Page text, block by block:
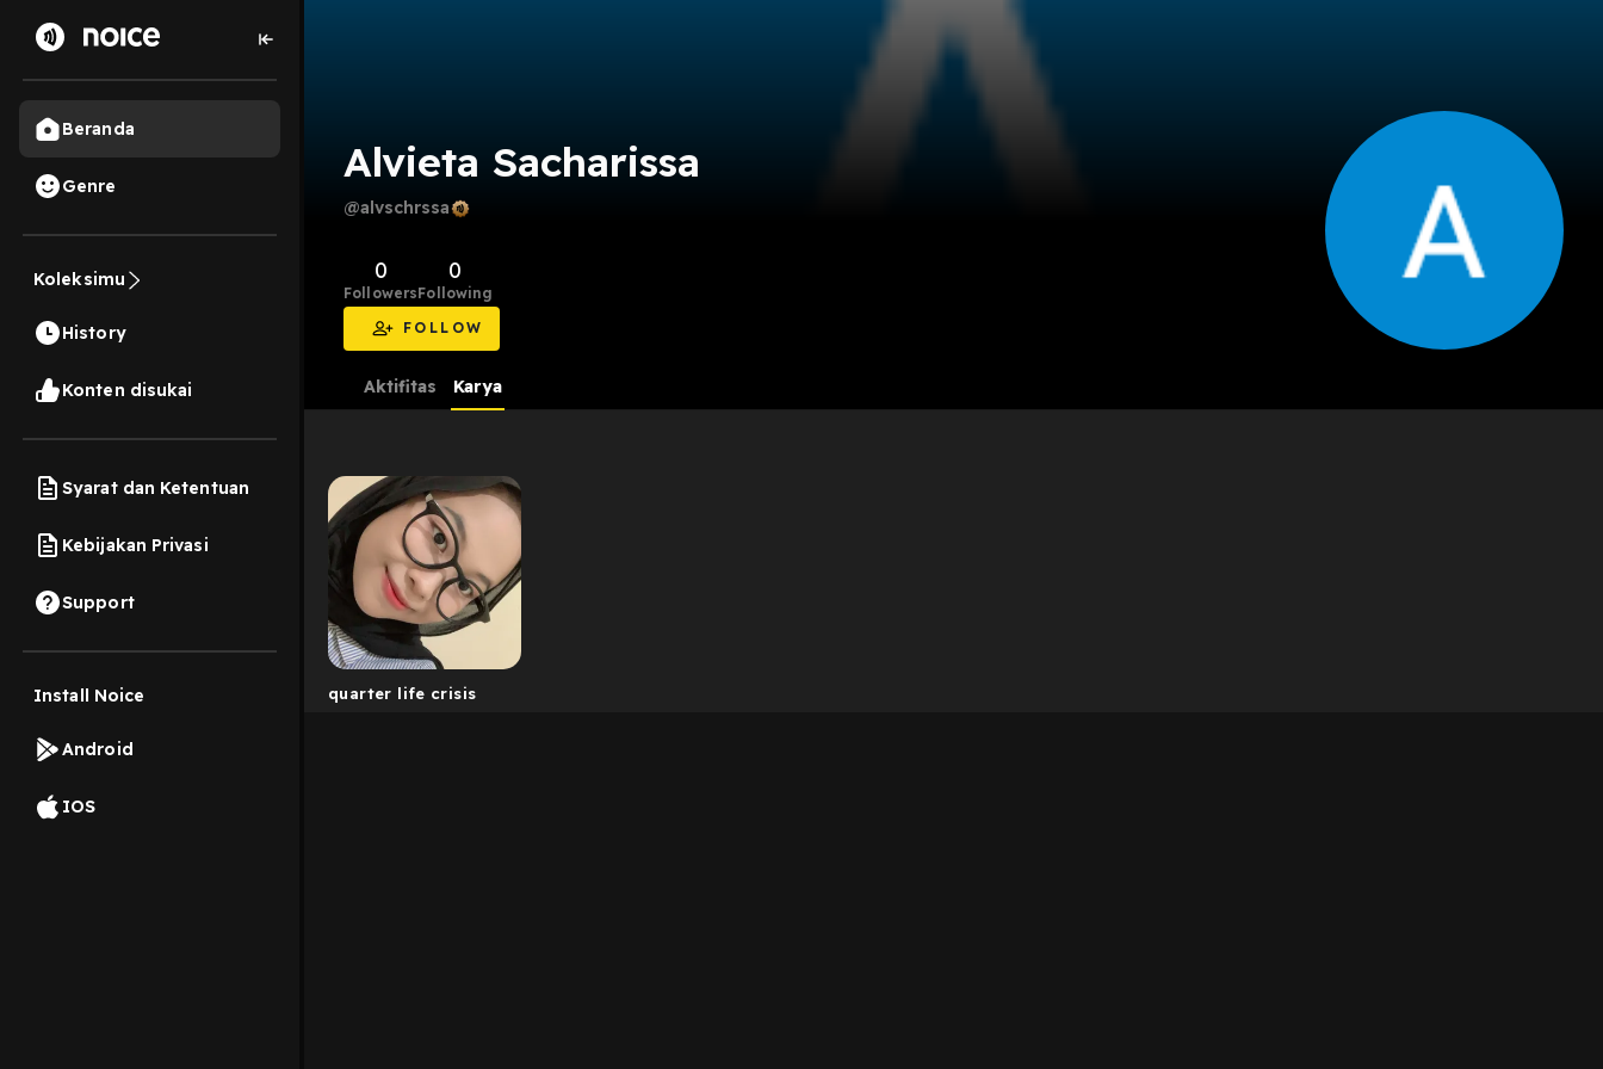
Beranda
Genre
Koleksimu
History
Konten disukai
Syarat dan Ketentuan
Kebijakan Privasi
Support
Install Noice
Android
IOS
Alvieta Sacharissa
@alvschrssa
0
Followers
0
Following
FOLLOW
Aktifitas Karya
quarter life crisis